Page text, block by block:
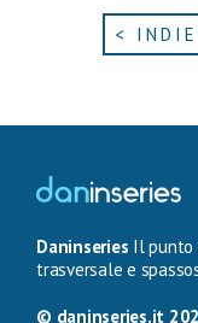
<
Daninseries Il punto
trasversale e
© daninseries.it